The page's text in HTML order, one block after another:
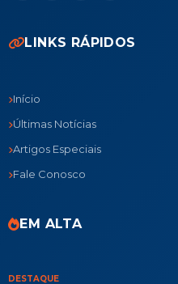
LINKS RÁPIDOS
Início
Últimas Notícias
Artigos Especiais
Fale Conosco
EM ALTA
DESTAQUE